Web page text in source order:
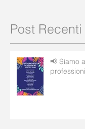
Post Recenti
📢 Siamo